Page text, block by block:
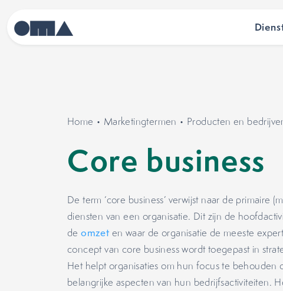
Home • Marketingtermen • Producten en
Core business
De term ‘core business’ verwijst naar de primaire
diensten van een organisatie. Dit zijn de
deomzet en waar de organisatie de meeste
concept van core business wordt toegepast in
Het helpt organisaties om hun focus te behouden
belangrijke aspecten van hun bedrijfsactiviteiten.